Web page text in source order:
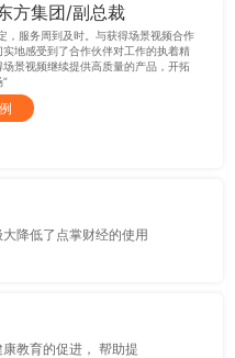
方集团/副总裁
，服务周到及时。与获得场景视频合作
实地感受到了合作伙伴对工作的执着精
景视频继续提供高质量的产品，开拓
”
降低了点掌财经的使用
教育的促进， 帮助提